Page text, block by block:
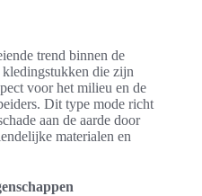
trend binnen de
die zijn
voor het milieu en de
Dit type mode richt
aan de aarde door
materialen en